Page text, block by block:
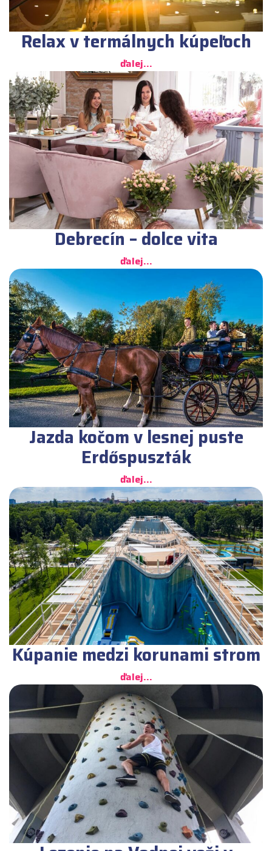
Relax v termálnych kúpeľoch
ďalej...
Debrecín – dolce vita
ďalej...
Jazda kočom v lesnej puste
Erdőspuszták
ďalej...
Kúpanie medzi korunami strom
ďalej...